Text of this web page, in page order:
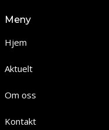
Meny
Hjem
Aktuelt
Om oss
Kontakt